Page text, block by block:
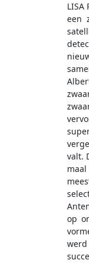
LISA
een
valt.
op